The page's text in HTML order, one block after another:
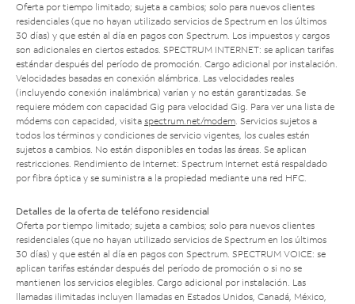
Oferta por tiempo limitado; sujeta a cambios; solo para nuevos clientes
residenciales (que no hayan utilizado servicios de Spectrum en los últimos
30 días) y que estén al día en pagos con Spectrum. Los impuestos y cargos
son adicionales en ciertos estados. SPECTRUM INTERNET: se aplican tarifas
estándar después del período de promoción. Cargo adicional por instalación.
Velocidades basadas en conexión alámbrica. Las velocidades reales
(incluyendo conexión inalámbrica) varían y no están garantizadas. Se
requiere módem con capacidad Gig para velocidad Gig. Para ver una lista de
módems con capacidad, visita spectrum.net/modem. Servicios sujetos a
todos los términos y condiciones de servicio vigentes, los cuales están
sujetos a cambios. No están disponibles en todas las áreas. Se aplican
restricciones. Rendimiento de Internet: Spectrum Internet está respaldado
por fibra óptica y se suministra a la propiedad mediante una red HFC.
Detalles de la oferta de teléfono residencial
Oferta por tiempo limitado; sujeta a cambios; solo para nuevos clientes
residenciales (que no hayan utilizado servicios de Spectrum en los últimos
30 días) y que estén al día en pagos con Spectrum. SPECTRUM VOICE: se
aplican tarifas estándar después del período de promoción o si no se
mantienen los servicios elegibles. Cargo adicional por instalación. Las
llamadas ilimitadas incluyen llamadas en Estados Unidos, Canadá, México,